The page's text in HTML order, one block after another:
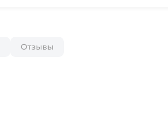
Отзывы